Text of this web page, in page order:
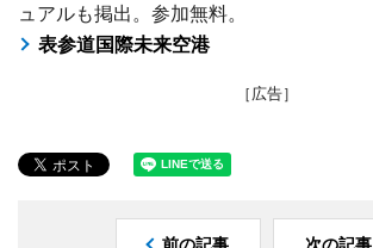
ュアルも掲出。参加無料。
表参道国際未来空港
［広告］
前の記事 次の記事